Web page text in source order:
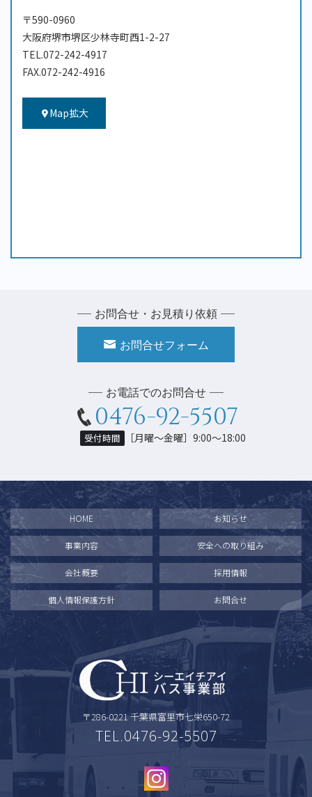
〒590-0960
大阪府堺市堺区少林寺町西1-2-27
TEL.072-242-4917
FAX.072-242-4916
Map拡大
お問合せ・お見積り依頼
お問合せフォーム
お電話でのお問合せ
0476-92-5507
受付時間 ［月曜〜金曜］9:00〜18:00
HOME お知らせ
事業内容 安全への取り組み
会社概要 採用情報
個人情報保護方針 お問合せ
〒286-0221 千葉県富里市七栄650-72
TEL.0476-92-5507